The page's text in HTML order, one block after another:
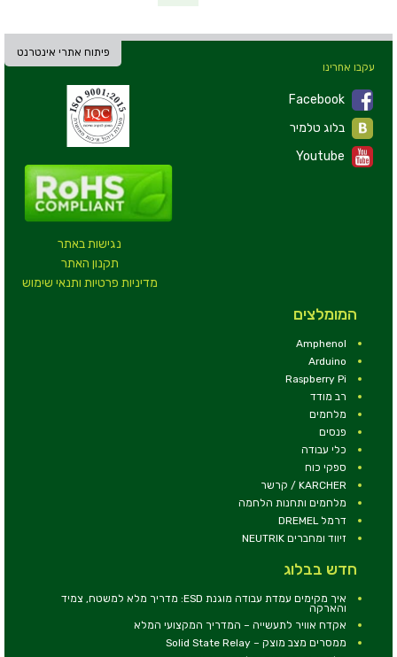
פיתוח אתרי אינטרנט
נגישות באתר
תקנון האתר
מדיניות פרטיות ותנאי שימוש
עקבו אחרינו
Facebook
Youtube
המומלצים
Amphenol
Arduino
Raspberry Pi
רב מודד
מלחמים
פנסים
כלי עבודה
ספקי כוח
KARCHER / קרשר
מלחמים ותחנות הלחמה
דרמל DREMEL
זיווד ומחברים NEUTRIK
חדש בבלוג
איך מקימים עמדת עבודה מוגנת ESD: מדריך מלא למשטח, צמיד
והארקה
אקדח אוויר לתעשייה – המדריך המקצועי המלא
ממסרים מצב מוצק – Solid State Relay